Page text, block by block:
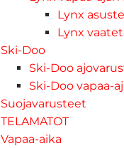
Lynx
Lynx
Ski-Doo
Ski-Doo
Ski-Doo vapaa-
Suojavarusteet
TELAMATOT
Vapaa-aika